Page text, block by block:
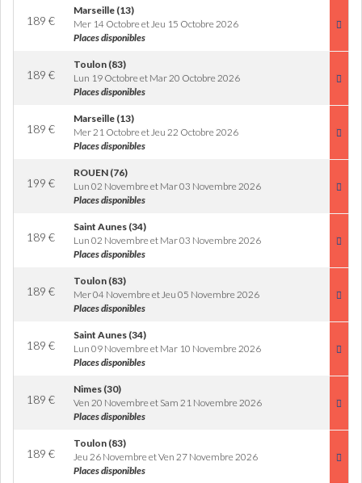
189 €
Marseille (13)
Mer 14 Octobre et Jeu 15 Octobre 2026
Places disponibles
189 €
Toulon (83)
Lun 19 Octobre et Mar 20 Octobre 2026
Places disponibles
189 €
Marseille (13)
Mer 21 Octobre et Jeu 22 Octobre 2026
Places disponibles
199 €
ROUEN (76)
Lun 02 Novembre et Mar 03 Novembre 2026
Places disponibles
189 €
Saint Aunes (34)
Lun 02 Novembre et Mar 03 Novembre 2026
Places disponibles
189 €
Toulon (83)
Mer 04 Novembre et Jeu 05 Novembre 2026
Places disponibles
189 €
Saint Aunes (34)
Lun 09 Novembre et Mar 10 Novembre 2026
Places disponibles
189 €
Nimes (30)
Ven 20 Novembre et Sam 21 Novembre 2026
Places disponibles
189 €
Toulon (83)
Jeu 26 Novembre et Ven 27 Novembre 2026
Places disponibles